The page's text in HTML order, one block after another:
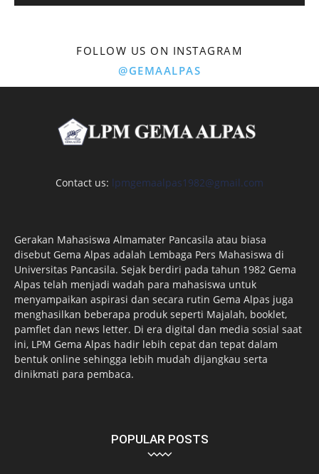
FOLLOW US ON INSTAGRAM
@GEMAALPAS
Contact us: lpmgemaalpas1982@gmail.com
Gerakan Mahasiswa Almamater Pancasila atau biasa
disebut Gema Alpas adalah Lembaga Pers Mahasiswa di
Universitas Pancasila. Sejak berdiri pada tahun 1982 Gema
Alpas telah menjadi wadah para mahasiswa untuk
menyampaikan aspirasi dan secara rutin Gema Alpas juga
menghasilkan beberapa produk seperti Majalah, booklet,
pamflet dan news letter. Di era digital dan media sosial saat
ini, LPM Gema Alpas hadir lebih cepat dan tepat dalam
bentuk online sehingga lebih mudah dijangkau serta
dinikmati para pembaca.
POPULAR POSTS